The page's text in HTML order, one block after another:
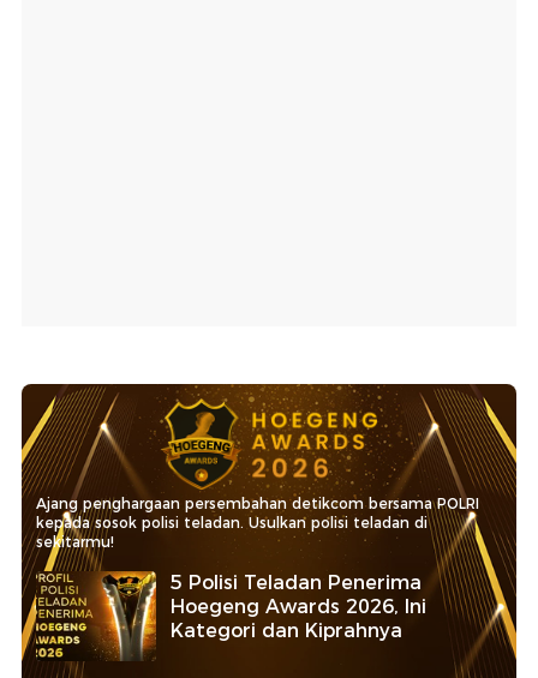
Ajang penghargaan persembahan detikcom bersama POLRI
kepada sosok polisi teladan. Usulkan polisi teladan di
sekitarmu!
5 Polisi Teladan Penerima
Hoegeng Awards 2026, Ini
Kategori dan Kiprahnya